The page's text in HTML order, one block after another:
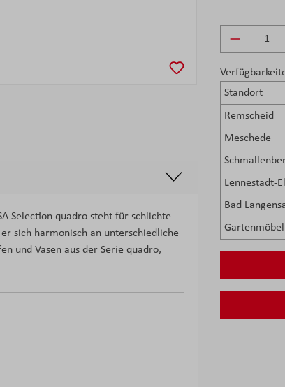
Produkt
Standort
Remscheid
Meschede
Lennestadt-
Bad
Selection quadro steht für schlichte
sich harmonisch an unterschiedliche
und Vasen aus der Serie quadro,